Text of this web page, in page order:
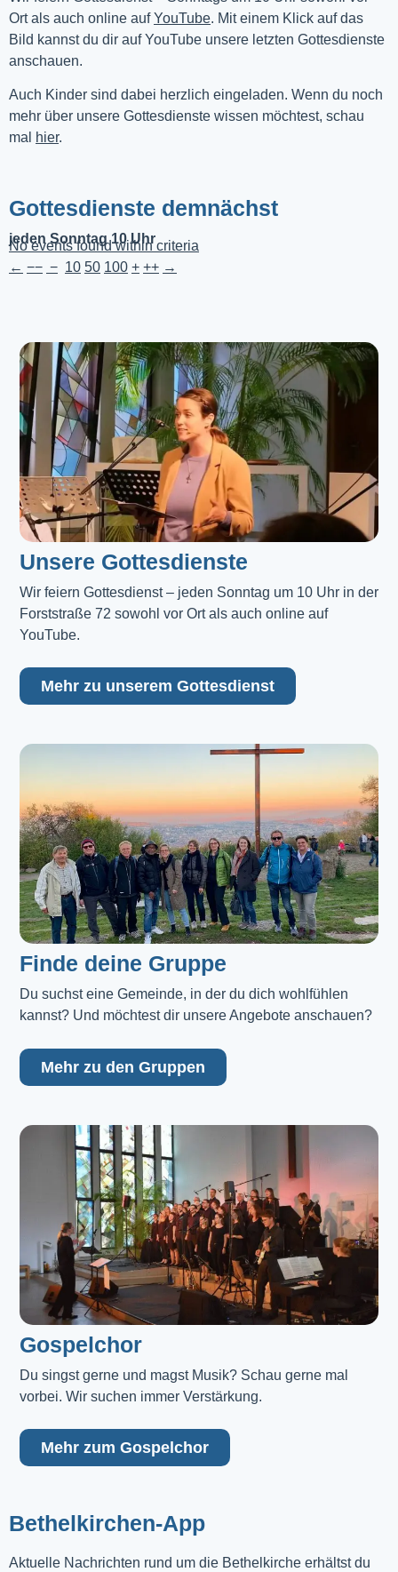
Ort als auch online auf YouTube. Mit einem Klick auf das
Bild kannst du dir auf YouTube unsere letzten Gottesdienste
anschauen.
Auch Kinder sind dabei herzlich eingeladen. Wenn du noch
mehr über unsere Gottesdienste wissen möchtest, schau
mal
hier.
Gottesdienste demnächst
jeden Sonntag 10 Uhr
No events found within criteria
← −− − 10 50 100 + ++ →
Unsere Gottesdienste
Wir feiern Gottesdienst – jeden Sonntag um 10 Uhr in der
Forststraße 72 sowohl vor Ort als auch online auf
YouTube.
Mehr zu unserem Gottesdienst
Finde deine Gruppe
Du suchst eine Gemeinde, in der du dich wohlfühlen
kannst? Und möchtest dir unsere Angebote anschauen?
Mehr zu den Gruppen
Gospelchor
Du singst gerne und magst Musik? Schau gerne mal
vorbei. Wir suchen immer Verstärkung.
Mehr zum Gospelchor
Bethelkirchen-App
Aktuelle Nachrichten rund um die Bethelkirche erhältst du